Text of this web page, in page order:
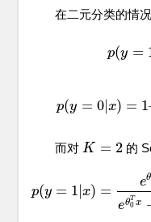
在二元分类的情况
p(y =
p(y
p(y = 0| x) = 1
p( y= 0|x )=1 –
而对 K = 2
K= 2 的
p(y = 1 x) =
eθ
eθT
0 x
p y= 1| x)= eθ1 Txeθ0